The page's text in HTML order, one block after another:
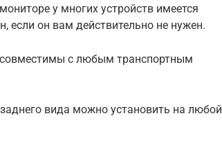
у многих устройств имеется
он вам действительно не нужен.
с любым транспортным
вида можно установить на любой